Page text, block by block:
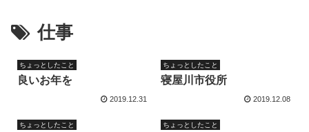
仕事
ちょっとしたこと
良いお年を
2019.12.31
ちょっとしたこと
寝屋川市役所
2019.12.08
ちょっとしたこと ちょっとしたこと